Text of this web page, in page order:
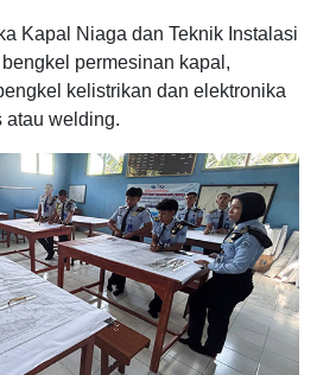
Kapal Niaga dan Teknik Instalasi
permesinan kapal,
kelistrikan dan elektronika
atau welding.